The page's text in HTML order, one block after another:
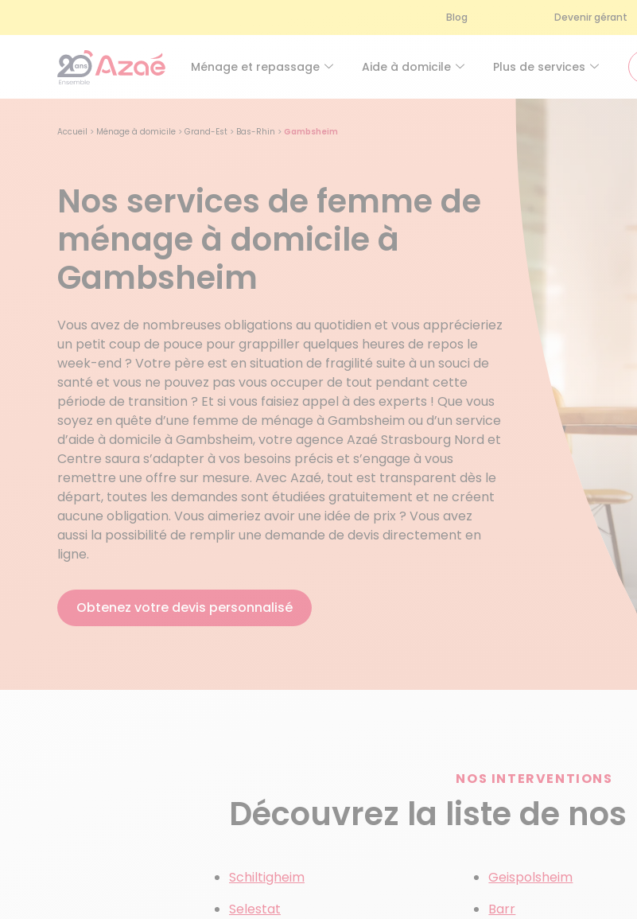
Blog Devenir gérant
Ménage et repassage Aide à domicile Plus de services
Accueil > Ménage à domicile > Grand-Est > Bas-Rhin > Gambsheim
Nos services de femme de
ménage à domicile à
Gambsheim
Vous avez de nombreuses obligations au quotidien et vous apprécieriez
un petit coup de pouce pour grappiller quelques heures de repos le
week-end ? Votre père est en situation de fragilité suite à un souci de
santé et vous ne pouvez pas vous occuper de tout pendant cette
période de transition ? Et si vous faisiez appel à des experts ! Que vous
soyez en quête d’une femme de ménage à Gambsheim ou d’un service
d’aide à domicile à Gambsheim, votre agence Azaé Strasbourg Nord et
Centre saura s’adapter à vos besoins précis et s’engage à vous
remettre une offre sur mesure. Avec Azaé, tout est transparent dès le
départ, toutes les demandes sont étudiées gratuitement et ne créent
aucune obligation. Vous aimeriez avoir une idée de prix ? Vous avez
aussi la possibilité de remplir une demande de devis directement en
ligne.
Obtenez votre devis personnalisé
NOS INTERVENTIONS
Découvrez la liste de nos
Schiltigheim
Selestat
Geispolsheim
Barr